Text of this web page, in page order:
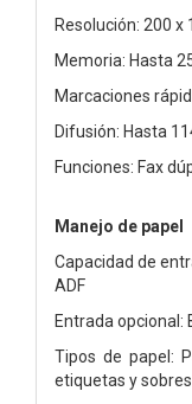
Resolución: 200 x
Memoria: Hasta
Marcaciones
Difusión: Hasta
Funciones: Fax
Manejo de papel
Capacidad de
ADF
Entrada opcional:
Tipos de papel:
etiquetas y sobres